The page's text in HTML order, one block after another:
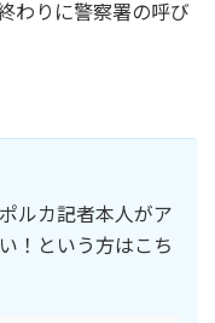
わりに警察署の呼び
ルカ記者本人がア
！という方はこち